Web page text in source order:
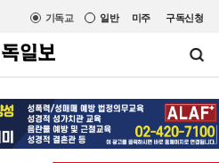
미주 구독신청
일반
기독교